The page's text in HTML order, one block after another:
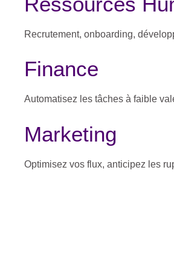
Recrutement, onboarding,
Finance
Automatisez les tâches à faible
Marketing
Optimisez vos flux, anticipez les